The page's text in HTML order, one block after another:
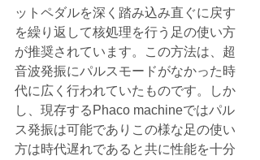
ットペダルを深く踏み込み直ぐに戻す
を繰り返して核処理を行う足の使い方
が推奨されています。この方法は、超
音波発振にパルスモードがなかった時
代に広く行われていたものです。しか
し、現存するPhaco machineではパル
ス発振は可能でありこの様な足の使い
方は時代遅れであると共に性能を十分